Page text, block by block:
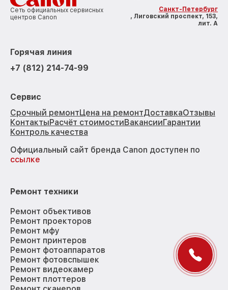
Сеть официальных сервисных
центров Canon
Санкт-Петербург
, Лиговский проспект, 153,
лит. А
Горячая линия
+7 (812) 214-74-99
Сервис
Срочный ремонтЦена на ремонтДоставкаОтзывы
КонтактыРасчёт стоимостиВакансииГарантии
Контроль качества
Официальный сайт бренда Canon доступен по
ссылке
Ремонт техники
Ремонт объективов
Ремонт проекторов
Ремонт мфу
Ремонт принтеров
Ремонт фотоаппаратов
Ремонт фотовспышек
Ремонт видеокамер
Ремонт плоттеров